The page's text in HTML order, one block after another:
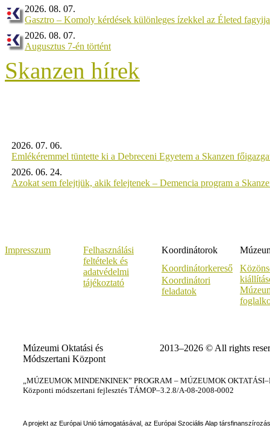
2026. 08. 07.
Gasztro – Komoly kérdések különleges ízekkel az Életed
2026. 08. 07.
Augusztus 7-én történt
Skanzen hírek
2026. 07. 06.
Emlékéremmel tüntette ki a Debreceni Egyetem a Skanzen
2026. 06. 24.
Azokat sem felejtjük, akik felejtenek – Demencia program a
Impresszum
Felhasználási
feltételek és
adatvédelmi
tájékoztató
Koordinátorok
Koordinátorkereső
Koordinátori
feladatok
Múzeumi Oktatási és
Módszertani Központ
2013–2026 © All rights
„MÚZEUMOK MINDENKINEK” PROGRAM – MÚZEUMOK
Központi módszertani fejlesztés TÁMOP–3.2.8/A-08-2008-0002
A projekt az Európai Unió támogatásával, az Európai Szociális Alap